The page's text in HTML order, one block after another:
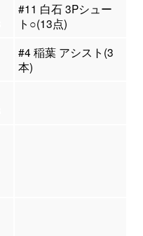
#11 白石 3Pシュー
ト○(13点)
#4 稲葉 アシスト(3
本)